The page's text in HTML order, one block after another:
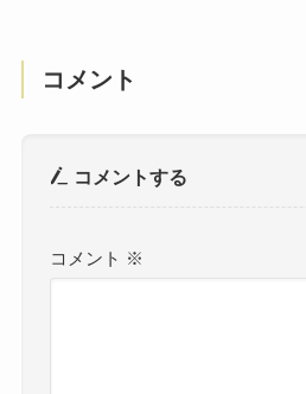
コメント
コメントする
コメント ※